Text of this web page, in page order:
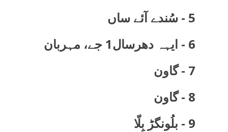
9 - بلُونگڑ بِلّا
8 - گاون
7 - گاون
6 - ایہہ دھرسال1 جے، مہربان
5 - سُندے آئے ساں